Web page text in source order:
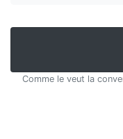
Comme le veut la